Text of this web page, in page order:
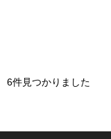
6件見つかりました